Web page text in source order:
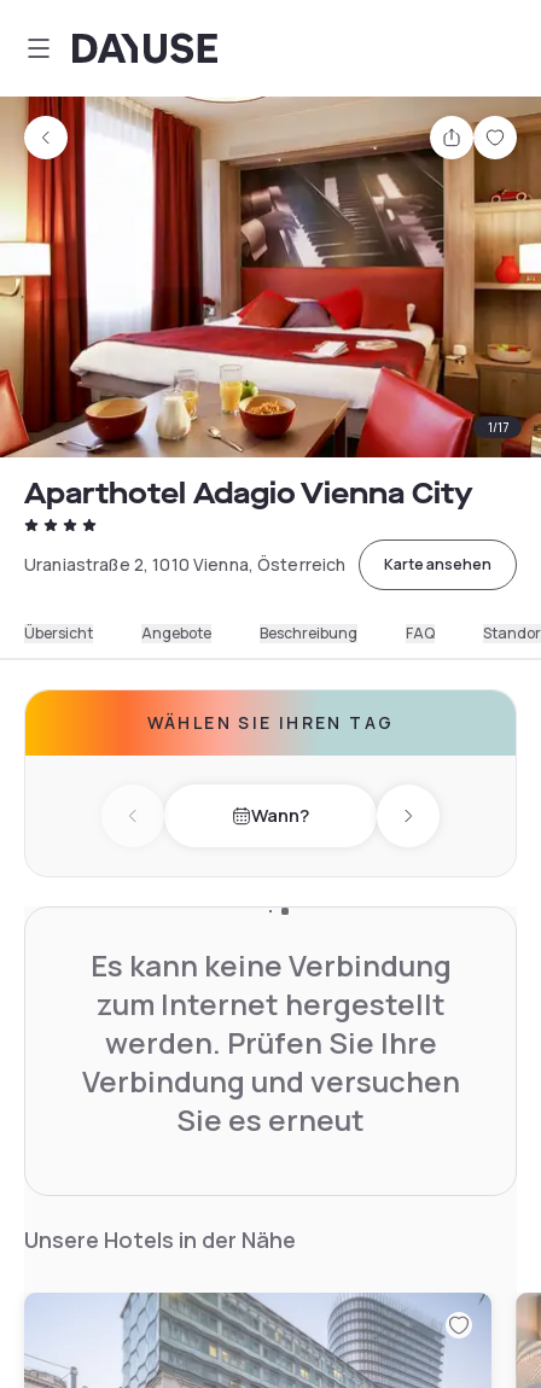
Dayuse
Teilen
1/17
Aparthotel Adagio Vienna City
Uraniastraße 2, 1010 Vienna, Österreich Karte ansehen
Übersicht Angebote Beschreibung FAQ
WÄHLEN SIE IHREN TAG
Previous day Wann? Next day
Es kann keine Verbindung
zum Internet hergestellt
werden. Prüfen Sie Ihre
Verbindung und versuchen
Sie es erneut
Unsere Hotels in der Nähe